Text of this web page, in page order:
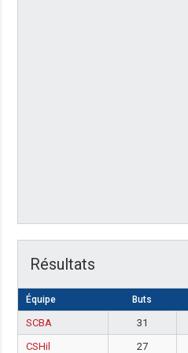
Résultats
Équipe Buts
SCBA 31
CSHil
27